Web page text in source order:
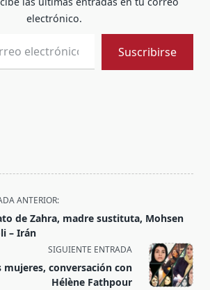
electrónico.
Suscribirse
ANTERIOR:
de Zahra, madre sustituta, Mohsen
– Irán
SIGUIENTE ENTRADA
mujeres, conversación con
Hélène Fathpour